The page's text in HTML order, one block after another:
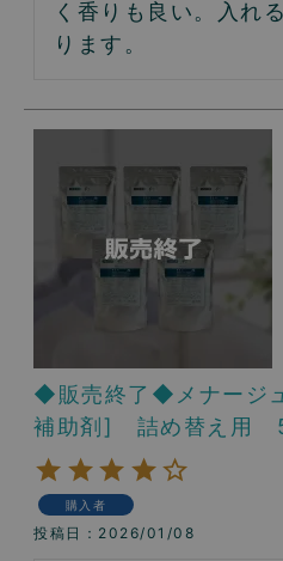
く香りも良い。入れ
ります。
◆販売終了◆メナージ
補助剤] 詰め替え用 5
購入者
投稿日 2026/01/08